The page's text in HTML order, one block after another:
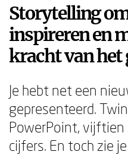
Storytelling
inspireren en
kracht van het
Je hebt net een
gepresenteerd.
PowerPoint,
cijfers. En toch zie